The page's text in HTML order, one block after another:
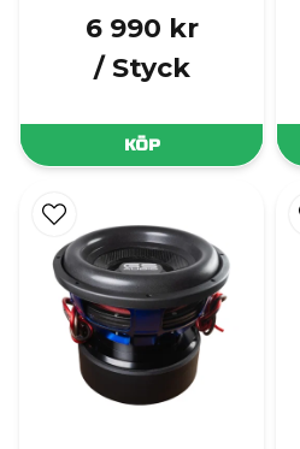
6 990 kr
/ Styck
KÖP